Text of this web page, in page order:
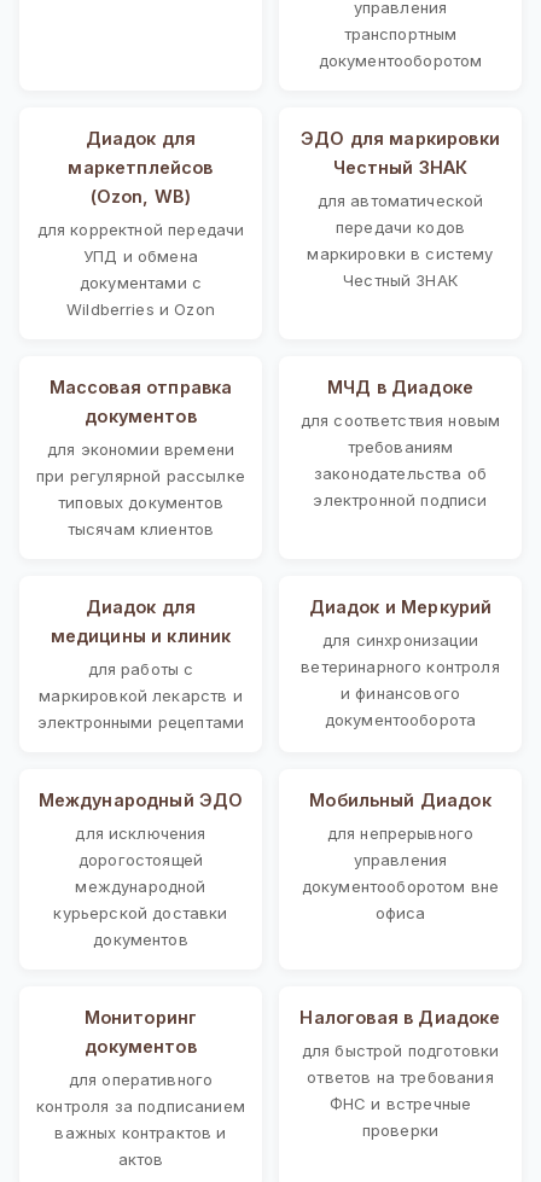
управления
транспортным
документооборотом
Диадок для
маркетплейсов
(Ozon, WB)
для корректной передачи
УПД и обмена
документами с
Wildberries и Ozon
ЭДО для маркировки
Честный ЗНАК
для автоматической
передачи кодов
маркировки в систему
Честный ЗНАК
Массовая отправка
документов
для экономии времени
при регулярной рассылке
типовых документов
тысячам клиентов
МЧД в Диадоке
для соответствия новым
требованиям
законодательства об
электронной подписи
Диадок для
медицины и клиник
для работы с
маркировкой лекарств и
электронными рецептами
Диадок и Меркурий
для синхронизации
ветеринарного контроля
и финансового
документооборота
Международный ЭДО
для исключения
дорогостоящей
международной
курьерской доставки
документов
Мобильный Диадок
для непрерывного
управления
документооборотом вне
офиса
Мониторинг
документов
для оперативного
контроля за подписанием
важных контрактов и
актов
Налоговая в Диадоке
для быстрой подготовки
ответов на требования
ФНС и встречные
проверки